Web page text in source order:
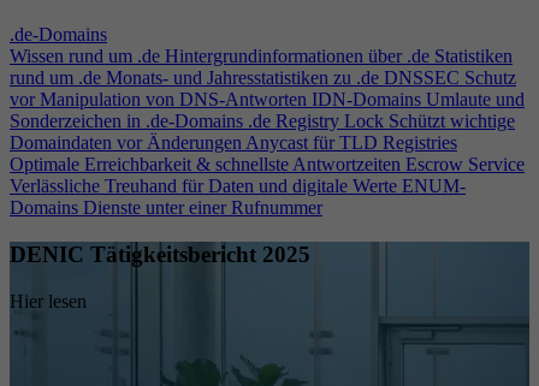
.de-Domains
Wissen rund um .de Hintergrundinformationen über .de Statistiken
rund um .de Monats- und Jahresstatistiken zu .de DNSSEC Schutz
vor Manipulation von DNS-Antworten IDN-Domains Umlaute und
Sonderzeichen in .de-Domains .de Registry Lock Schützt wichtige
Domaindaten vor ÄnderungenAnycast für TLD Registries
Optimale Erreichbarkeit & schnellste Antwortzeiten Escrow Service
Verlässliche Treuhand für Daten und digitale Werte ENUM-
Domains Dienste unter einer Rufnummer
DENIC Tätigkeitsbericht 2025
Hier lesen